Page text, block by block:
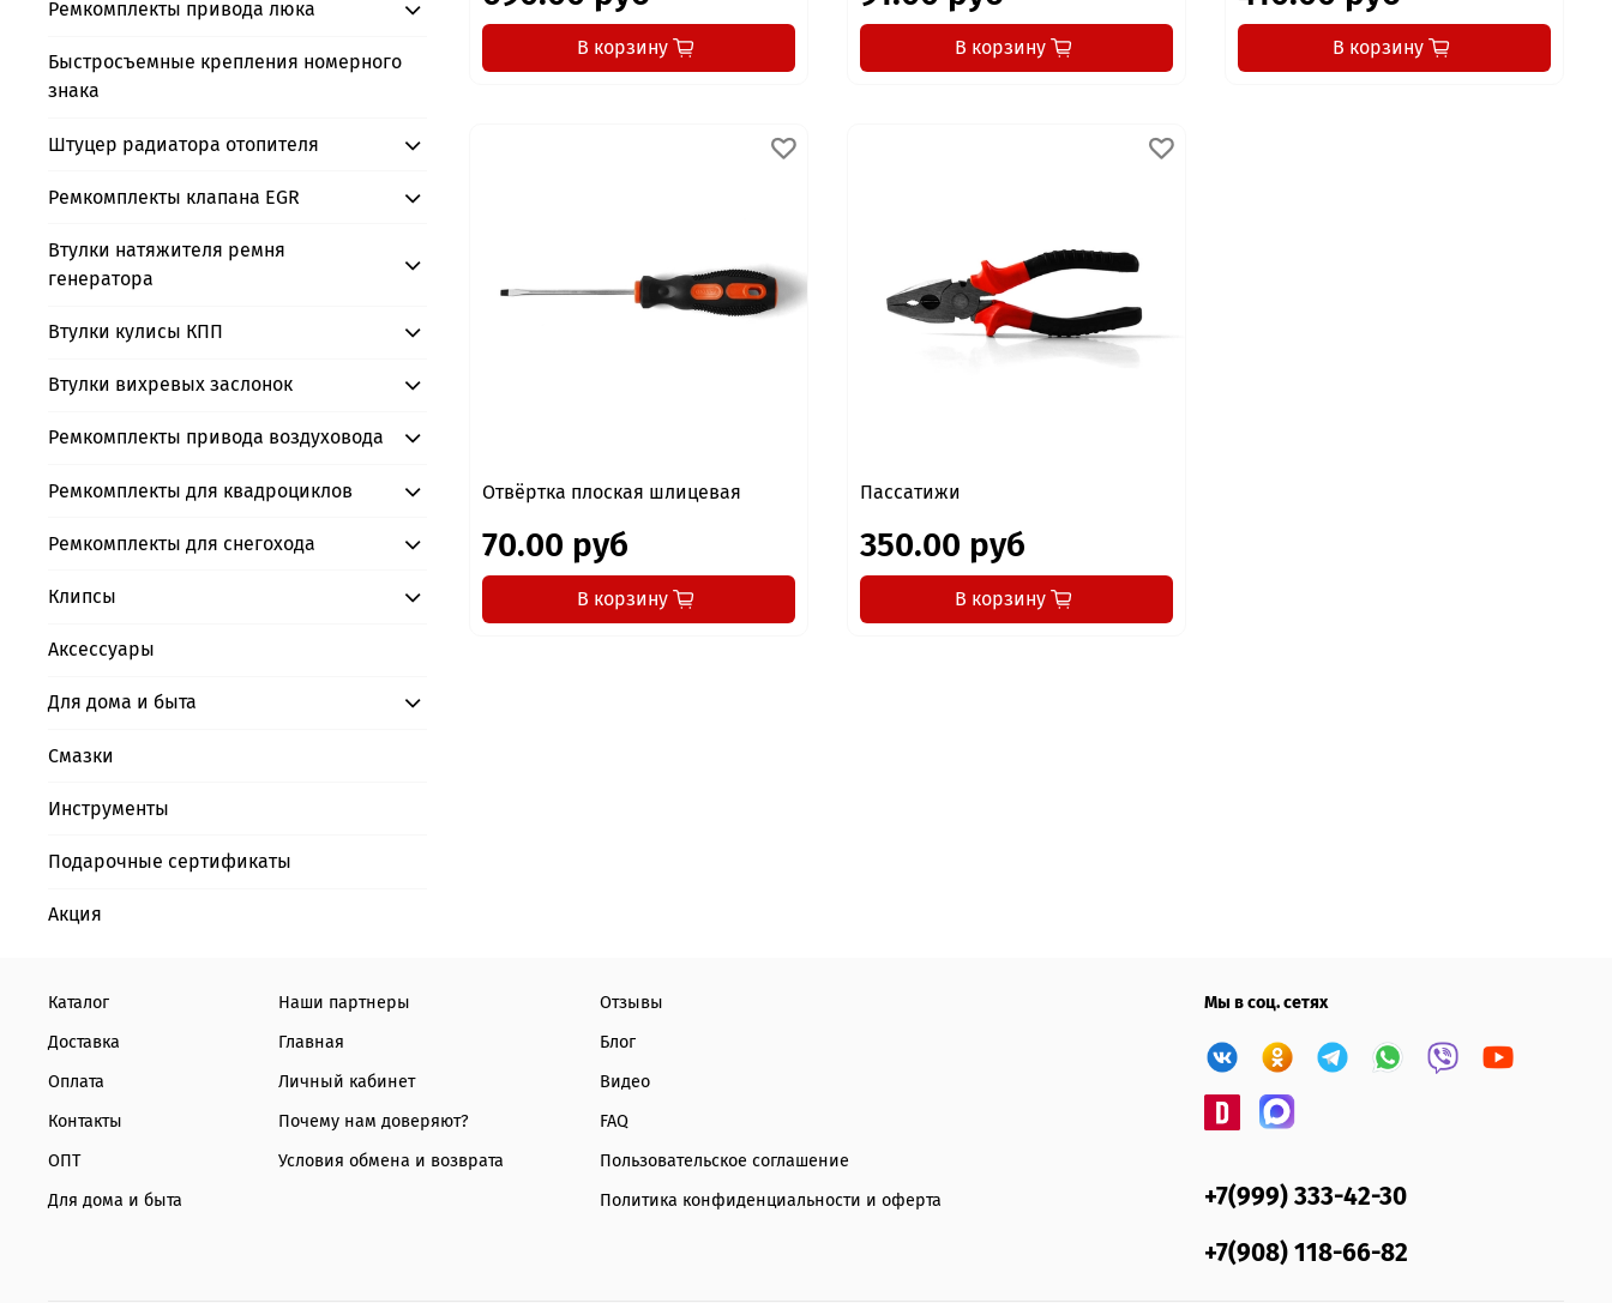
В корзину В корзину В корзину
Отвёртка плоская шлицевая
70.00 руб
В корзину
Пассатижи
350.00 руб
В корзину
Ремкомплекты привода люка
Быстросъемные крепления номерного
знака
Штуцер радиатора отопителя
Ремкомплекты клапана EGR
Втулки натяжителя ремня
генератора
Втулки кулисы КПП
Втулки вихревых заслонок
Ремкомплекты привода воздуховода
Ремкомплекты для квадроциклов
Ремкомплекты для снегохода
Клипсы
Аксессуары
Для дома и быта
Смазки
Инструменты
Подарочные сертификаты
Акция
Каталог
Доставка
Оплата
Контакты
ОПТ
Для дома и быта
Наши партнеры
Главная
Личный кабинет
Почему нам доверяют?
Условия обмена и возврата
Отзывы
Блог
Видео
FAQ
Пользовательское соглашение
Политика конфиденциальности и оферта
Мы в соц. сетях
+7(999) 333-42-30
+7(908) 118-66-82